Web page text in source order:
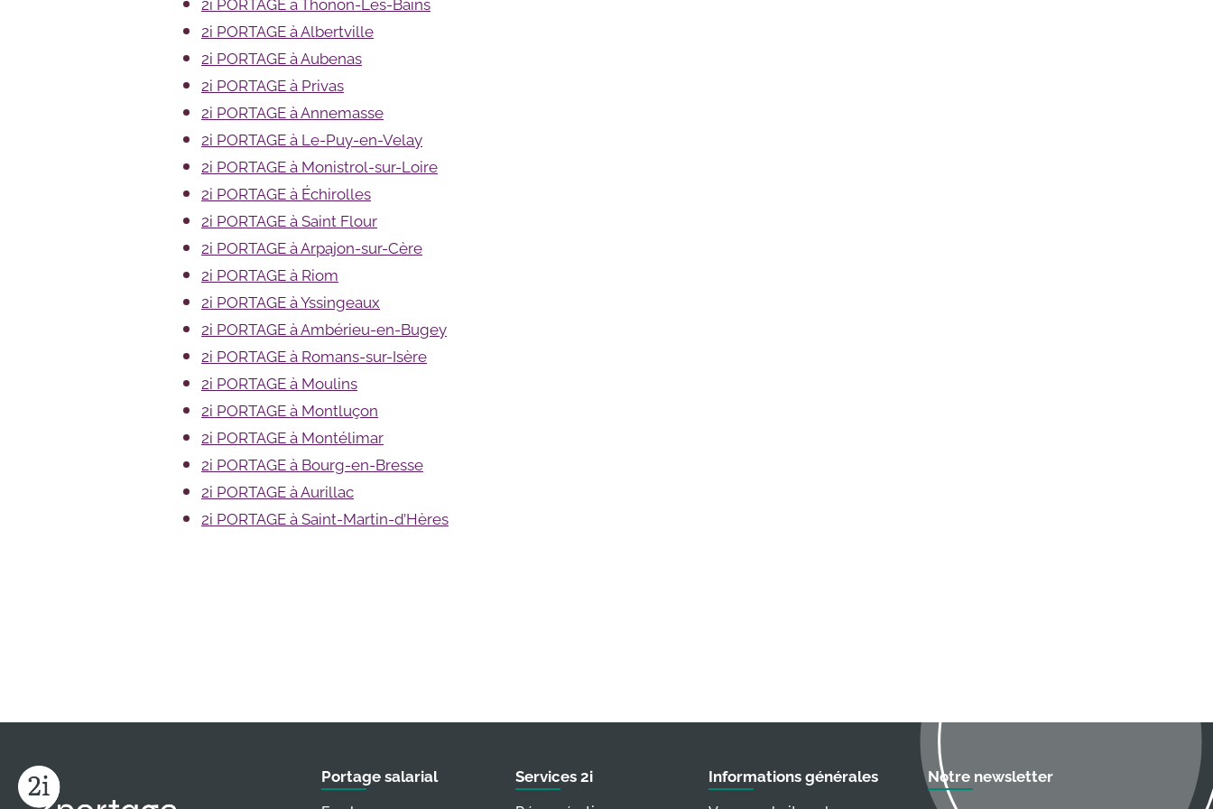
2i PORTAGE à Thonon-Les-Bains
2i PORTAGE à Albertville
2i PORTAGE à Aubenas
2i PORTAGE à Privas
2i PORTAGE à Annemasse
2i PORTAGE à Le-Puy-en-Velay
2i PORTAGE à Monistrol-sur-Loire
2i PORTAGE à Échirolles
2i PORTAGE à Saint Flour
2i PORTAGE à Arpajon-sur-Cère
2i PORTAGE à Riom
2i PORTAGE à Yssingeaux
2i PORTAGE à Ambérieu-en-Bugey
2i PORTAGE à Romans-sur-Isère
2i PORTAGE à Moulins
2i PORTAGE à Montluçon
2i PORTAGE à Montélimar
2i PORTAGE à Bourg-en-Bresse
2i PORTAGE à Aurillac
2i PORTAGE à Saint-Martin-d’Hères
Portage salarial Services 2i Informations générales Notre newsletter